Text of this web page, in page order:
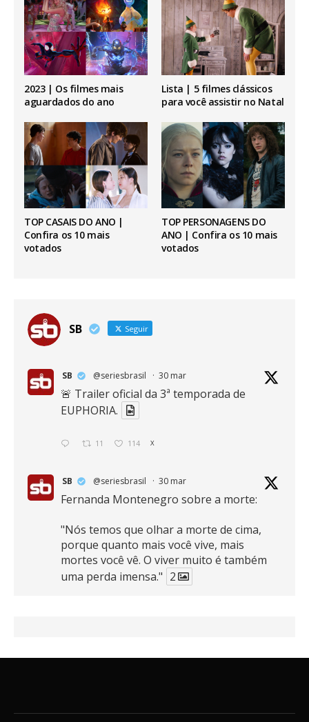
2023 | Os filmes mais
aguardados do ano
Lista | 5 filmes clássicos
para você assistir no Natal
TOP CASAIS DO ANO |
Confira os 10 mais
votados
TOP PERSONAGENS DO
ANO | Confira os 10 mais
votados
SB Seguir
SB @seriesbrasil · 30 mar
🚨 Trailer oficial da 3ª temporada de
EUPHORIA.
11 114 X
SB @seriesbrasil · 30 mar
Fernanda Montenegro sobre a morte:
"Nós temos que olhar a morte de cima,
porque quanto mais você vive, mais
mortes você vê. O viver muito é também
uma perda imensa." 2
16 389 X